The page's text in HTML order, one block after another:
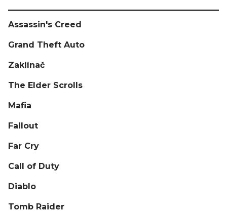
Assassin's Creed
Grand Theft Auto
Zaklínač
The Elder Scrolls
Mafia
Fallout
Far Cry
Call of Duty
Diablo
Tomb Raider